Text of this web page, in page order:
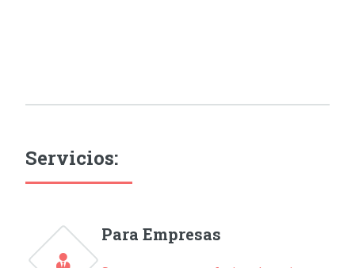
Servicios:
Para Empresas